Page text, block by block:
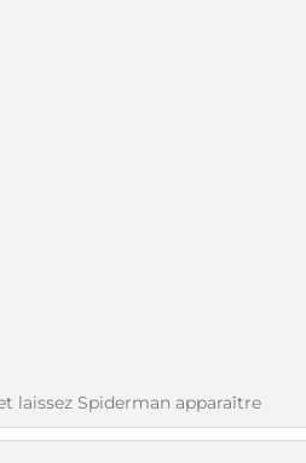
laissez Spiderman apparaître